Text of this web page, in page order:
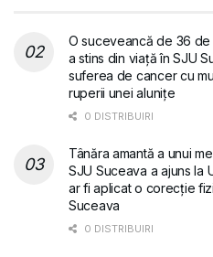
O suceveancă de 36 de
a stins din viață în SJU
suferea de cancer cu
ruperii unei alunițe
0 DISTRIBUIRI
Tânăra amantă a unui
SJU Suceava a ajuns la
ar fi aplicat o corecție
Suceava
0 DISTRIBUIRI